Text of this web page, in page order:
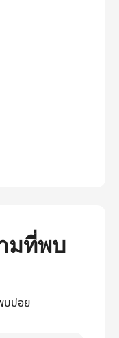
มที่พบ
บบ่อย